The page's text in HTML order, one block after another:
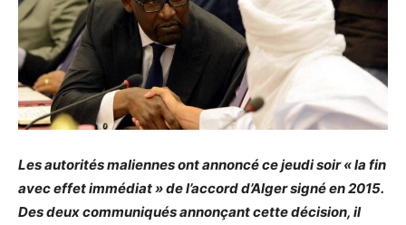
Les autorités maliennes ont annoncé ce jeudi soir « la fin
avec effet immédiat » de l’accord d’Alger signé en 2015.
Des deux communiqués annonçant cette décision, il